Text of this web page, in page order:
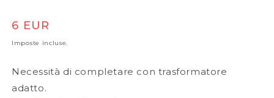
Prezzo di listino
6 EUR
Imposte incluse.
Necessità di completare con trasformatore
adatto.